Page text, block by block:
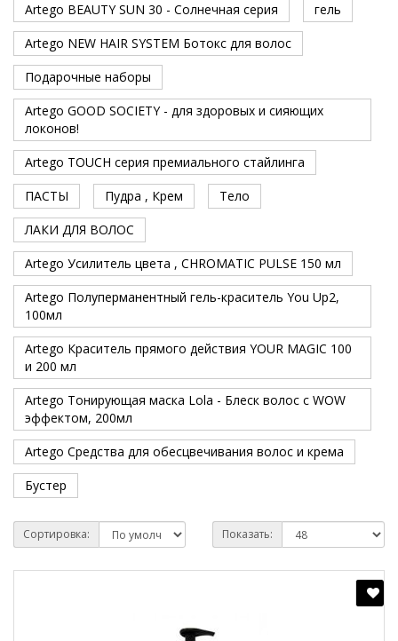
Artego BEAUTY SUN 30 - Солнечная серия
гель
Artego NEW HAIR SYSTEM Ботокс для волос
Подарочные наборы
Artego GOOD SOCIETY - для здоровых и сияющих
локонов!
Artego TOUCH серия премиального стайлинга
ПАСТЫ
Пудра , Крем
Тело
ЛАКИ ДЛЯ ВОЛОС
Artego Усилитель цвета , CHROMATIC PULSE 150 мл
Artego Полуперманентный гель-краситель You Up2,
100мл
Artego Краситель прямого действия YOUR MAGIC 100
и 200 мл
Artego Тонирующая маска Lola - Блеск волос с WOW
эффектом, 200мл
Artego Средства для обесцвечивания волос и крема
Бустер
Сортировка: Показать: